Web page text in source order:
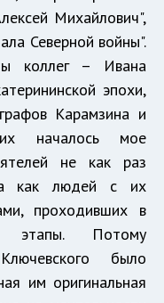
Михайлович",
Северной войны".
коллег – Ивана
эпохи,
Карамзина и
началось мое
не как раз
а как людей с их
проходивших в
этапы. Потому
было
им оригинальная